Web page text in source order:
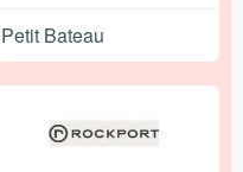
Petit Bateau